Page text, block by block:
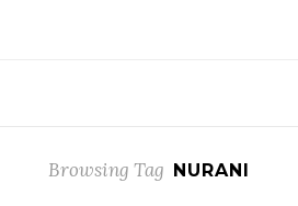
Browsing Tag NURANI